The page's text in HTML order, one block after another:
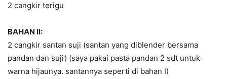
2 cangkir terigu
BAHAN II:
2 cangkir santan suji (santan yang diblender bersama
pandan dan suji) (saya pakai pasta pandan 2 sdt untuk
warna hijaunya. santannya seperti di bahan I)